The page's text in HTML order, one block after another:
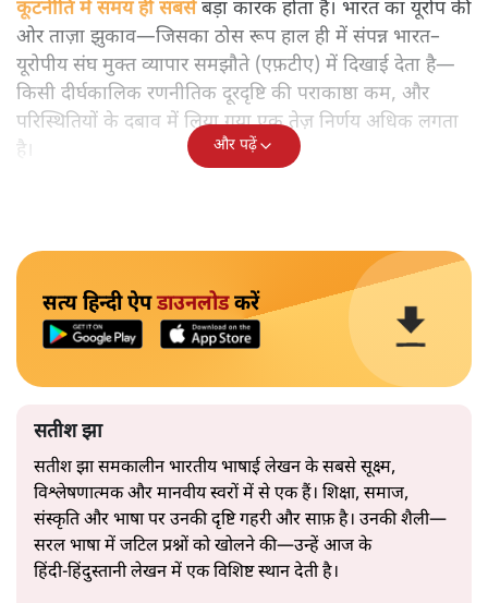
कूटनीति में समय ही सबसेबड़ा कारक होता है। भारत का यूरोप की
ओर ताज़ा झुकाव—जिसका ठोस रूप हाल ही में संपन्न भारत–
यूरोपीय संघ मुक्त व्यापार समझौते (एफ़टीए) में दिखाई देता है—
किसी दीर्घकालिक रणनीतिक दूरदृष्टि की पराकाष्ठा कम, और
परिस्थितियों के दबाव में लिया गया एक तेज़ निर्णय अधिक लगता
है।
और पढ़ें
सत्य हिन्दी ऐपडाउनलोडकरें
सतीश झा
सतीश झा समकालीन भारतीय भाषाई लेखन के सबसे सूक्ष्म,
विश्लेषणात्मक और मानवीय स्वरों में से एक हैं। शिक्षा, समाज,
संस्कृति और भाषा पर उनकी दृष्टि गहरी और साफ़ है। उनकी शैली—
सरल भाषा में जटिल प्रश्नों को खोलने की—उन्हें आज के
हिंदी‑हिंदुस्तानी लेखन में एक विशिष्ट स्थान देती है।